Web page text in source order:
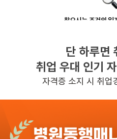
찾으시는 조건의 일
반경 3KM 이내의
단 하루면
취업 우대 인기
자격증 소지 시 취업